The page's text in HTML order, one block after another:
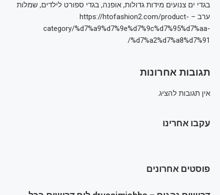
בגדי ים צנועים מידות גדולות, אופנה, בגדי ספורט לילדים, שמלות
ערב – https://htofashion2.com/product-
category/%d7%a9%d7%9e%d7%9c%d7%95%d7%aa-
%d7%a2%d7%a8%d7%91/
תגובות אחרונות
אין תגובות להציג.
עקבו אחרינו
פוסטים אחרונים